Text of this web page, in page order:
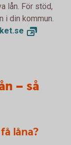
lån. För stöd,
i din kommun.
se
– så
låna?